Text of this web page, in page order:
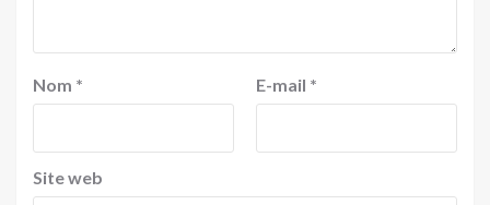
Nom * E-mail *
Site web